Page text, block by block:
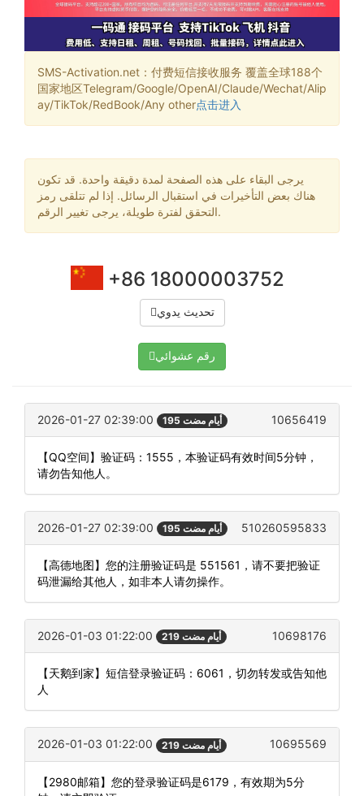
SMS-Activation.net：付费短信接收服务 覆盖全球188个
国家地区Telegram/Google/OpenAI/Claude/Wechat/Alip
ay/TikTok/RedBook/Any other点击进入
يرجى البقاء على هذه الصفحة لمدة دقيقة واحدة. قد تكون
هناك بعض التأخيرات في استقبال الرسائل. إذا لم تتلقى رمز
التحقق لفترة طويلة، يرجى تغيير الرقم.
+86 18000003752
تحديث يدوي
رقم عشوائي
2026-01-27 02:39:00 195 أيام مضت 10656419
【QQ空间】验证码：1555，本验证码有效时间5分钟，
请勿告知他人。
2026-01-27 02:39:00 195 أيام مضت 510260595833
【高德地图】您的注册验证码是 551561，请不要把验证
码泄漏给其他人，如非本人请勿操作。
2026-01-03 01:22:00 219 أيام مضت 10698176
【天鹅到家】短信登录验证码：6061，切勿转发或告知他
人
2026-01-03 01:22:00 219 أيام مضت 10695569
【2980邮箱】您的登录验证码是6179，有效期为5分